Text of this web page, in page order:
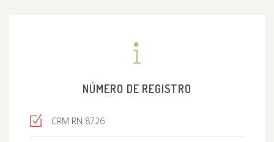
NÚMERO DE REGISTRO
CRM RN 8726